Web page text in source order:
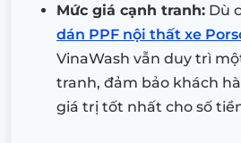
Mức giá cạnh tranh: Dù
dán PPF nội thất xe
VinaWash vẫn duy trì
tranh, đảm bảo khách
giá trị tốt nhất cho số